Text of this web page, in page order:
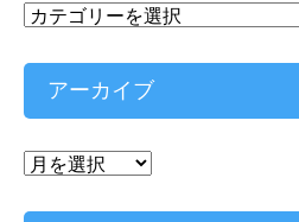
カ
ゴ
ー
アーカイブ
ア
カ